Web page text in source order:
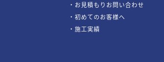
お見積もりお問い合わせ
初めてのお客様へ
施工実績